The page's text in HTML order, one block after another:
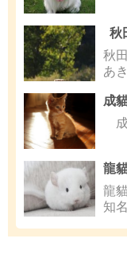
秋
秋
あ
成
成
龍
龍
知